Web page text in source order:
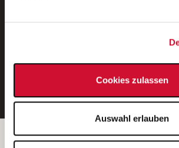
Cookies zulassen
Auswahl erlauben
E-Mail-Adresse eintragen
Betreiber der Webseite